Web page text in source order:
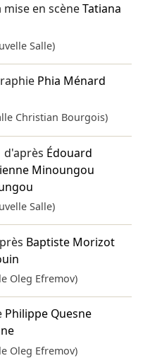
mise en scèneTatiana
Salle)
Phia Ménard
Christian Bourgois)
d'après Édouard
Minoungou
Salle)
Baptiste Morizot
Oleg Efremov)
Philippe Quesne
Oleg Efremov)